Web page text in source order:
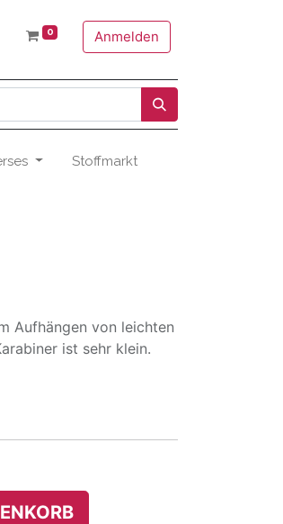
0 Anmelden
Stoffmarkt
Aufhängen von leichten
ist sehr klein.